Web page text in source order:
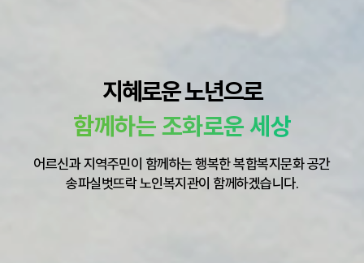
지혜로운 노년으로
함께하는 조화로운 세상
어르신과 지역주민이 함께하는 행복한 복합복지문화 공간
송파실벗뜨락 노인복지관이 함께하겠습니다.